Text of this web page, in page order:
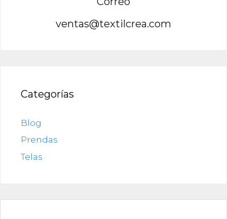
ventas@textilcrea.com
Categorías
Blog
Prendas
Telas